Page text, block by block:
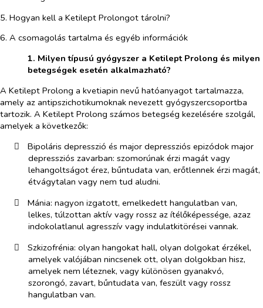
5. Hogyan kell a Ketilept Prolongot tárolni?
6. A csomagolás tartalma és egyéb információk
1. Milyen típusú gyógyszer a Ketilept Prolong és milyen
betegségek esetén alkalmazható?
A Ketilept Prolong a kvetiapin nevű hatóanyagot tartalmazza,
amely az antipszichotikumoknak nevezett gyógyszercsoportba
tartozik. A Ketilept Prolong számos betegség kezelésére szolgál,
amelyek a következők:
​
Bipoláris depresszió és major depressziós epizódok major
depressziós zavarban: szomorúnak érzi magát vagy
lehangoltságot érez, bűntudata van, erőtlennek érzi magát,
étvágytalan vagy nem tud aludni.
​
Mánia: nagyon izgatott, emelkedett hangulatban van,
lelkes, túlzottan aktív vagy rossz az ítélőképessége, azaz
indokolatlanul agresszív vagy indulatkitörései vannak.
​
Szkizofrénia: olyan hangokat hall, olyan dolgokat érzékel,
amelyek valójában nincsenek ott, olyan dolgokban hisz,
amelyek nem léteznek, vagy különösen gyanakvó,
szorongó, zavart, bűntudata van, feszült vagy rossz
hangulatban van.